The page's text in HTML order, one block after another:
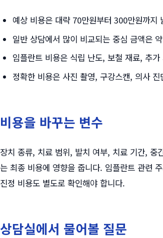
예상 비용은 대략 70만원부터 300만원까지
일반 상담에서 많이 비교되는 중심 금액은
임플란트 비용은 식립 난도, 보철 재료, 추
정확한 비용은 사진 촬영, 구강스캔, 의사
비용을 바꾸는 변수
장치 종류, 치료 범위, 발치 여부, 치료 기간, 중
는 최종 비용에 영향을 줍니다. 임플란트 관련
진정 비용도 별도로 확인해야 합니다.
상담실에서 물어볼 질문